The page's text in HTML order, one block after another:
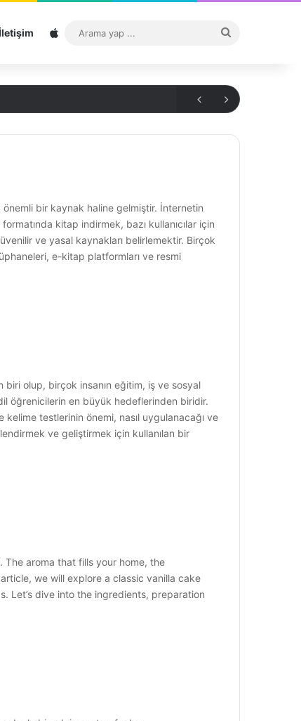
Sitemap
...
bir kaynak haline gelmiştir. İnternetin
kitap indirmek, bazı kullanıcılar için
ve yasal kaynakları belirlemektir. Birçok
e-kitap platformları ve resmi
olup, birçok insanın eğitim, iş ve sosyal
öğrenicilerin en büyük hedeflerinden biridir.
testlerinin önemi, nasıl uygulanacağı ve
ve geliştirmek için kullanılan bir
aroma that fills your home, the
we will explore a classic vanilla cake
Let’s dive into the ingredients, preparation